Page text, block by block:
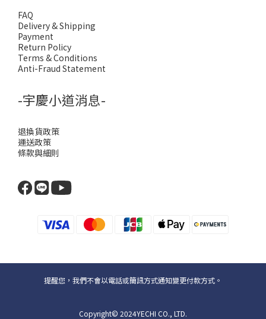
FAQ
Delivery & Shipping
Payment
Return Policy
Terms & Conditions
Anti-Fraud Statement
-宇慶小道消息-
退換貨政策
運送政策
條款與細則
提醒您，我們不會以電話或簡訊方式通知變更付款方式。
Copyright© 2024YECHI CO., LTD.